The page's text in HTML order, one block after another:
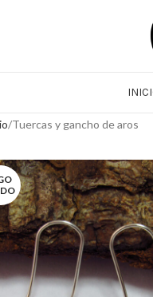
Tuercas y gancho de aros